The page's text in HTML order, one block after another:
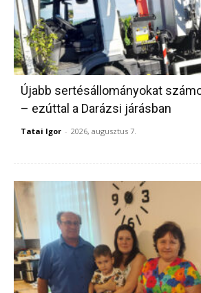
Újabb sertésállományokat
– ezúttal a Darázsi járásban
Tatai Igor - 2026, augusztus 7.